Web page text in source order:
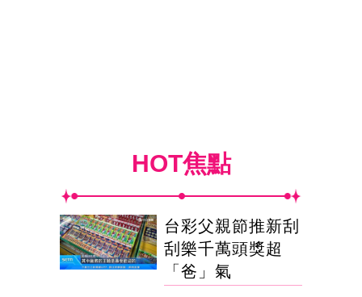
HOT焦點
台彩父親節推新刮
刮樂千萬頭獎超
「爸」氣